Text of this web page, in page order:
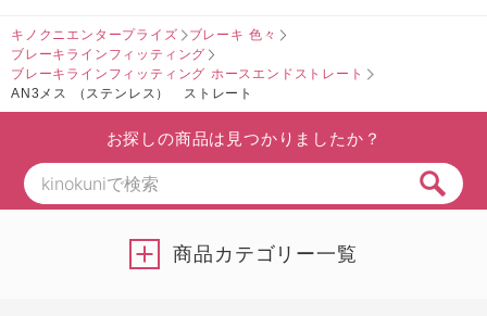
キノクニエンタープライズ
ブレーキ 色々
ブレーキラインフィッティング
ブレーキラインフィッティング ホースエンドストレート
AN3メス （ステンレス） ストレート
お探しの商品は見つかりましたか？
商品カテゴリー一覧